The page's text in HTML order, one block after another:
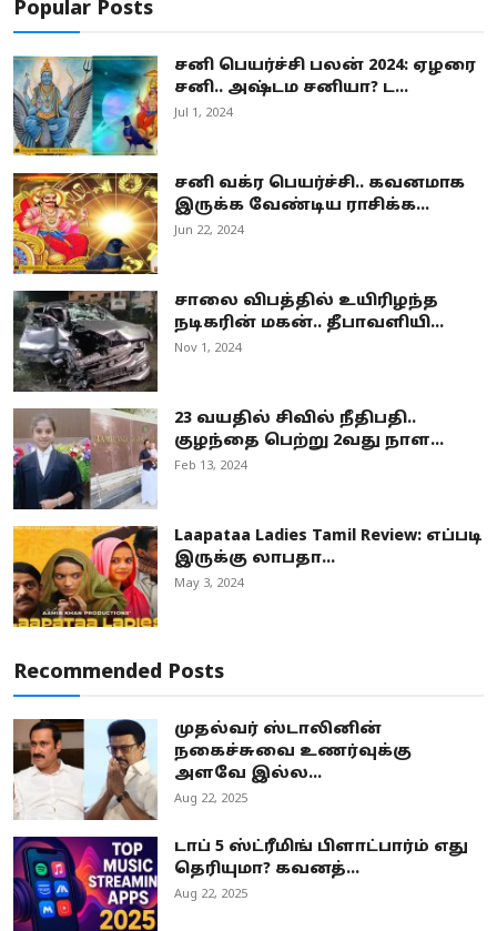
Popular Posts
சனி பெயர்ச்சி பலன் 2024: ஏழரை
சனி.. அஷ்டம சனியா? ட...
Jul 1, 2024
சனி வக்ர பெயர்ச்சி.. கவனமாக
இருக்க வேண்டிய ராசிக்க...
Jun 22, 2024
சாலை விபத்தில் உயிரிழந்த
நடிகரின் மகன்.. தீபாவளியி...
Nov 1, 2024
23 வயதில் சிவில் நீதிபதி..
குழந்தை பெற்று 2வது நாள...
Feb 13, 2024
Laapataa Ladies Tamil Review: எப்படி
இருக்கு லாபதா...
May 3, 2024
Recommended Posts
முதல்வர் ஸ்டாலினின்
நகைச்சுவை உணர்வுக்கு
அளவே இல்ல...
Aug 22, 2025
டாப் 5 ஸ்ட்ரீமிங் பிளாட்பார்ம் எது
தெரியுமா? கவனத்...
Aug 22, 2025